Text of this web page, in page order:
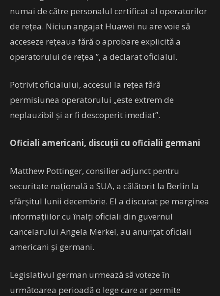
numai de către personalul certificat al operatorilor
de reţea. Niciun angajat Huawei nu are voie să
acceseze reţeaua fără o aprobare explicită a
operatorului de reţea ”, a declarat oficialul.
Potrivit oficialului, accesul la reţea fără
permisiunea operatorului „este extrem de
neplauzibil şi ar fi descoperit imediat”.
Oficiali americani, discuții cu oficialii germani
Matthew Pottinger, consilier adjunct pentru
securitate naţională a SUA, a călătorit la Berlin la
sfârşitul lunii decembrie. El a discutat pe marginea
informaţiilor cu înalţi oficiali din guvernul
cancelarului Angela Merkel, au anunțat oficiali
americani şi germani.
Legislativul german urmează să voteze în
următoarea perioadă o lege care ar permite